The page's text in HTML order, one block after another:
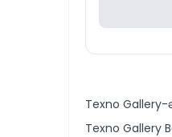
Texno Gallery-
Texno Gallery